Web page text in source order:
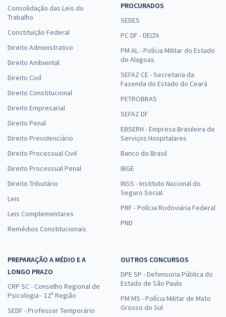
Consolidação das Leis do
Trabalho
Constituição Federal
Direito Administrativo
Direito Ambiental
Direito Civil
Direito Constitucional
Direito Empresarial
Direito Penal
Direito Previdenciário
Direito Processual Civil
Direito Processual Penal
Direito Tributário
Leis
Leis Complementares
Remédios Constitucionais
PROCURADOS
SEDES
PC DF - DELTA
PM AL - Polícia Militar do Estado
de Alagoas
SEFAZ CE - Secretaria da
Fazenda do Estado do Ceará
PETROBRAS
SEFAZ DF
EBSERH - Empresa Brasileira de
Serviços Hospitalares
Banco do Brasil
IBGE
INSS - Instituto Nacional do
Seguro Social
PRF - Polícia Rodoviária Federal
PND
PREPARAÇÃO A MÉDIO E A
LONGO PRAZO
CRP SC - Conselho Regional de
Psicologia - 12ª Região
SEDF - Professor Temporário
OUTROS CONCURSOS
DPE SP - Defensoria Pública do
Estado de São Paulo
PM MS - Polícia Militar de Mato
Grosso do Sul